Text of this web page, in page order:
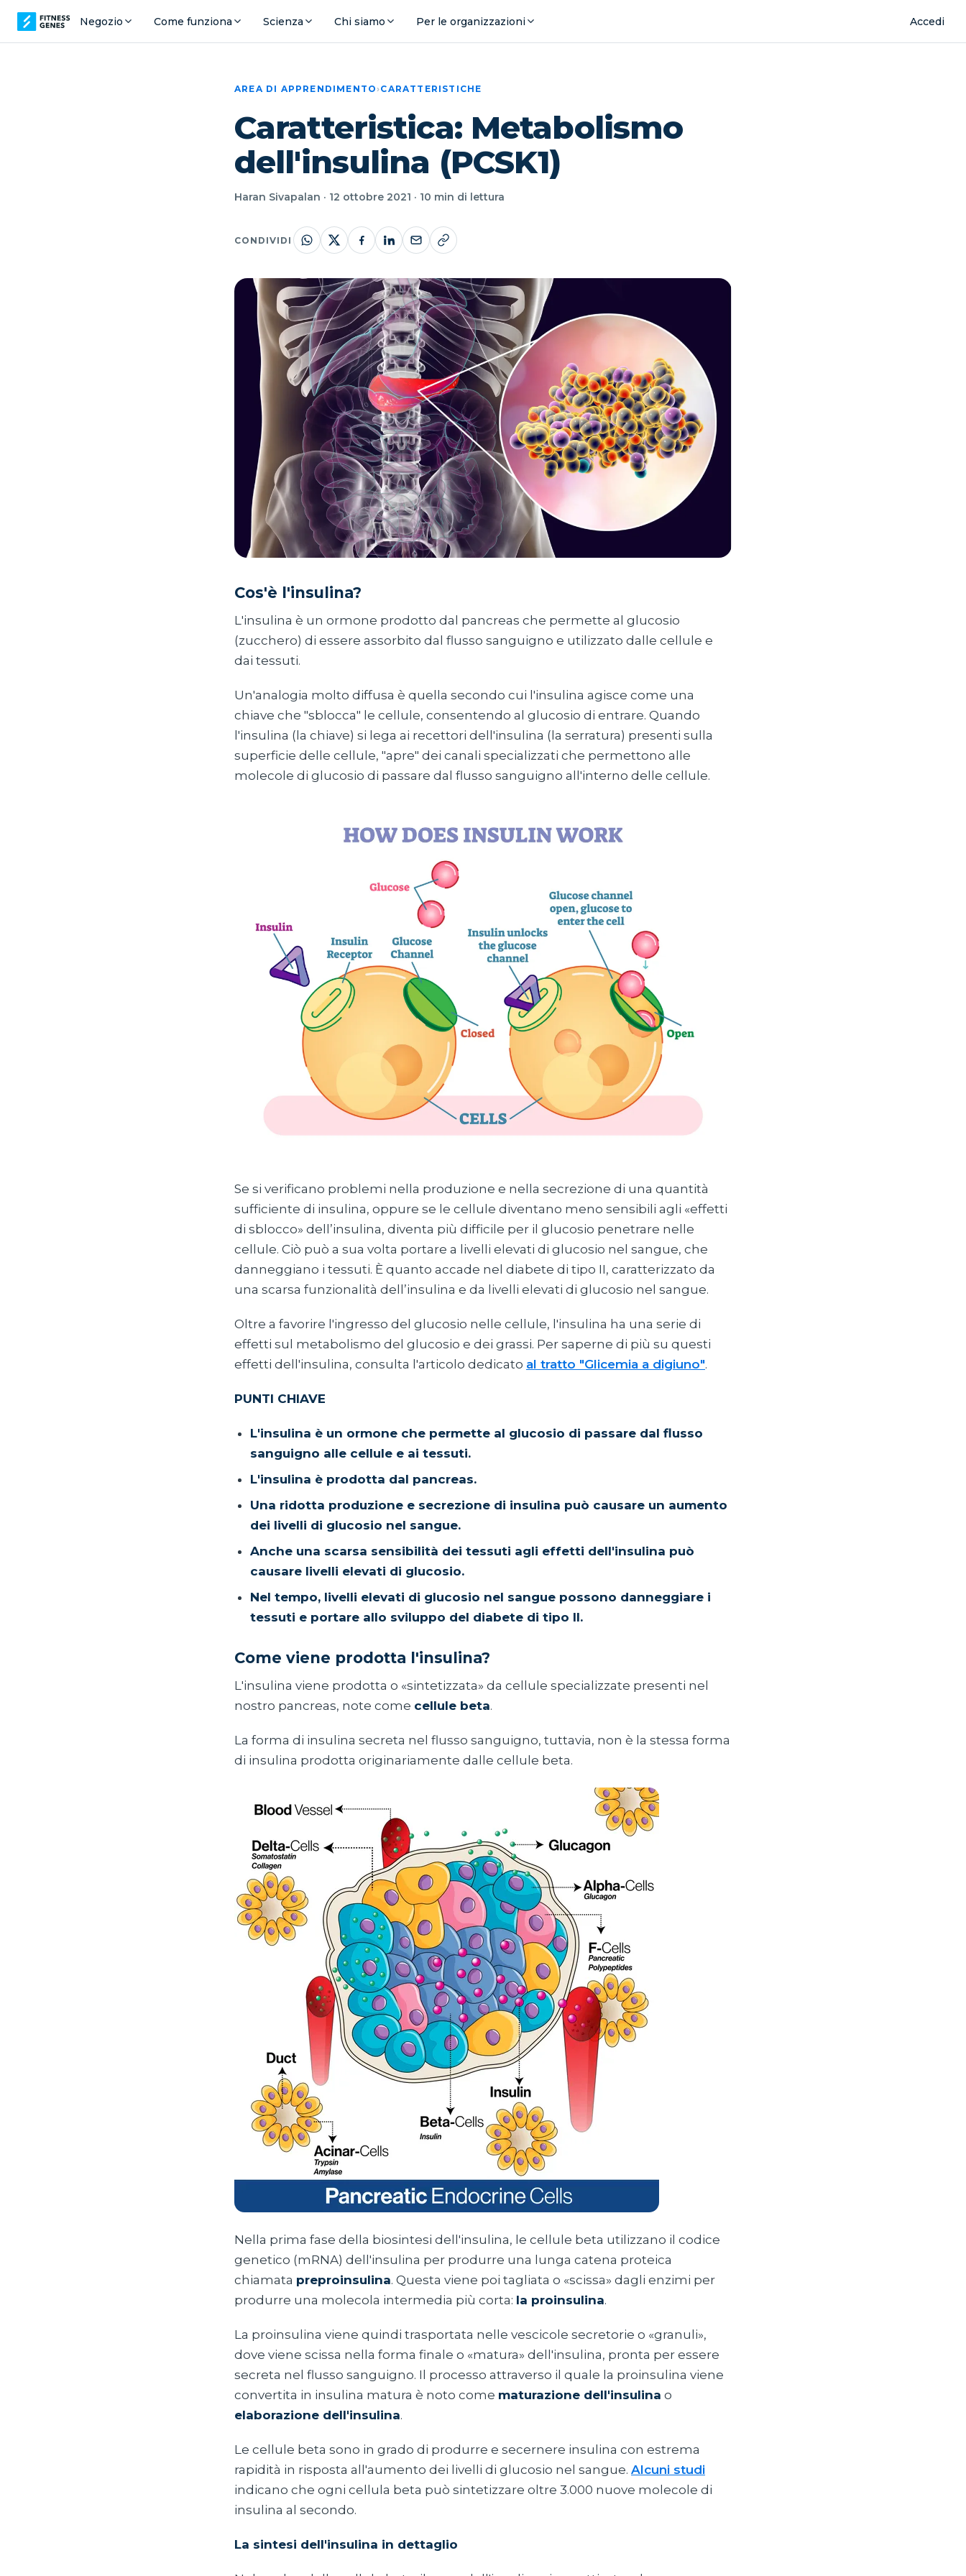
Negozio Come funziona Scienza Chi siamo Per le organizzazioni Accedi
AREA DI APPRENDIMENTO›CARATTERISTICHE
Caratteristica: Metabolismo
dell'insulina (PCSK1)
Haran Sivapalan · 12 ottobre 2021 · 10 min di lettura
CONDIVIDI
Cos'è l'insulina?
L'insulina è un ormone prodotto dal pancreas che permette al glucosio
(zucchero) di essere assorbito dal flusso sanguigno e utilizzato dalle cellule e
dai tessuti.
Un'analogia molto diffusa è quella secondo cui l'insulina agisce come una
chiave che "sblocca" le cellule, consentendo al glucosio di entrare. Quando
l'insulina (la chiave) si lega ai recettori dell'insulina (la serratura) presenti sulla
superficie delle cellule, "apre" dei canali specializzati che permettono alle
molecole di glucosio di passare dal flusso sanguigno all'interno delle cellule.
Se si verificano problemi nella produzione e nella secrezione di una quantità
sufficiente di insulina, oppure se le cellule diventano meno sensibili agli «effetti
di sblocco» dell’insulina, diventa più difficile per il glucosio penetrare nelle
cellule. Ciò può a sua volta portare a livelli elevati di glucosio nel sangue, che
danneggiano i tessuti. È quanto accade nel diabete di tipo II, caratterizzato da
una scarsa funzionalità dell’insulina e da livelli elevati di glucosio nel sangue.
Oltre a favorire l'ingresso del glucosio nelle cellule, l'insulina ha una serie di
effetti sul metabolismo del glucosio e dei grassi. Per saperne di più su questi
effetti dell'insulina, consulta l'articolo dedicato al tratto "Glicemia a digiuno".
PUNTI CHIAVE
L'insulina è un ormone che permette al glucosio di passare dal flusso
sanguigno alle cellule e ai tessuti.
L'insulina è prodotta dal pancreas.
Una ridotta produzione e secrezione di insulina può causare un aumento
dei livelli di glucosio nel sangue.
Anche una scarsa sensibilità dei tessuti agli effetti dell'insulina può
causare livelli elevati di glucosio.
Nel tempo, livelli elevati di glucosio nel sangue possono danneggiare i
tessuti e portare allo sviluppo del diabete di tipo II.
Come viene prodotta l'insulina?
L'insulina viene prodotta o «sintetizzata» da cellule specializzate presenti nel
nostro pancreas, note come cellule beta.
La forma di insulina secreta nel flusso sanguigno, tuttavia, non è la stessa forma
di insulina prodotta originariamente dalle cellule beta.
Nella prima fase della biosintesi dell'insulina, le cellule beta utilizzano il codice
genetico (mRNA) dell'insulina per produrre una lunga catena proteica
chiamata preproinsulina. Questa viene poi tagliata o «scissa» dagli enzimi per
produrre una molecola intermedia più corta: la proinsulina.
La proinsulina viene quindi trasportata nelle vescicole secretorie o «granuli»,
dove viene scissa nella forma finale o «matura» dell'insulina, pronta per essere
secreta nel flusso sanguigno. Il processo attraverso il quale la proinsulina viene
convertita in insulina matura è noto come maturazione dell'insulina o
elaborazione dell'insulina.
Le cellule beta sono in grado di produrre e secernere insulina con estrema
rapidità in risposta all'aumento dei livelli di glucosio nel sangue. Alcuni studi
indicano che ogni cellula beta può sintetizzare oltre 3.000 nuove molecole di
insulina al secondo.
La sintesi dell'insulina in dettaglio